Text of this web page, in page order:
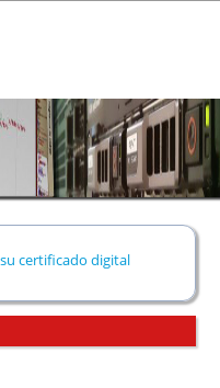
certificado digital